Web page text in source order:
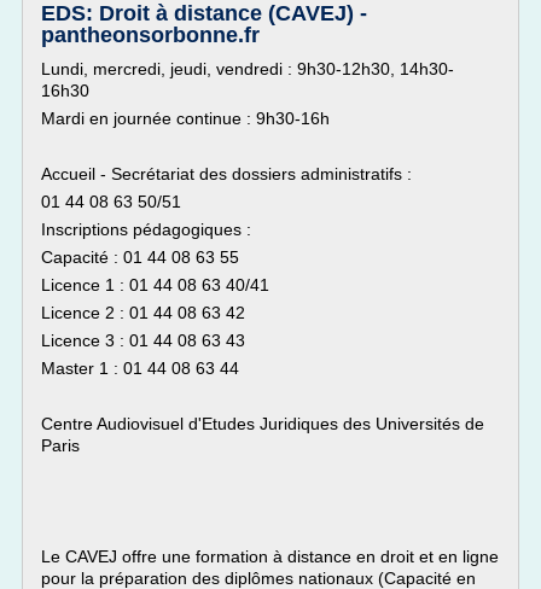
EDS: Droit à distance (CAVEJ) -
pantheonsorbonne.fr
Lundi, mercredi, jeudi, vendredi : 9h30-12h30, 14h30-
16h30
Mardi en journée continue : 9h30-16h
Accueil - Secrétariat des dossiers administratifs :
01 44 08 63 50/51
Inscriptions pédagogiques :
Capacité : 01 44 08 63 55
Licence 1 : 01 44 08 63 40/41
Licence 2 : 01 44 08 63 42
Licence 3 : 01 44 08 63 43
Master 1 : 01 44 08 63 44
Centre Audiovisuel d'Etudes Juridiques des Universités de
Paris
Le CAVEJ offre une formation à distance en droit et en ligne
pour la préparation des diplômes nationaux (Capacité en